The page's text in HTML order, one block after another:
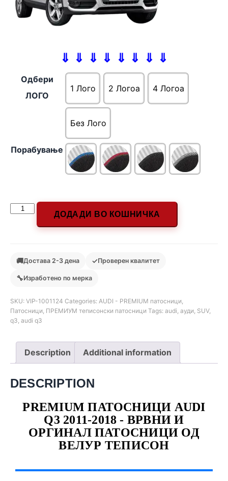
⇓ ⇓ ⇓ ⇓ ⇓ ⇓ ⇓ ⇓
Одбери
ЛОГО
1 Лого 2 Логоa 4 Логоa
Без Лого
Порабување
ДОДАДИ ВО КОШНИЧКА
🚚Достава 2-3 дена ✓Проверен квалитет
🔧Изработено по мерка
SKU: VIP-1001124 Categories: AUDI - PREMIUM патосници
Патосници ПРЕМИУМ теписонски патосници Tags: audi ауди SUV,
q3 audi q3
Description Additional information
DESCRIPTION
PREMIUM ПАТОСНИЦИ AUDI
Q3 2011-2018 - ВРВНИ И
ОРГИНАЛ ПАТОСНИЦИ ОД
ВЕЛУР ТЕПИСОН